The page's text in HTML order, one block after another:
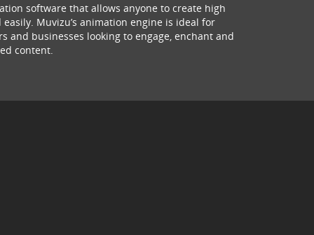
software that allows anyone to create high
Muvizu’s animation engine is ideal for
and businesses looking to engage, enchant and
content.